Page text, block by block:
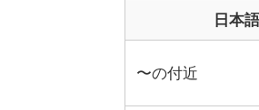
日本語
〜の付近